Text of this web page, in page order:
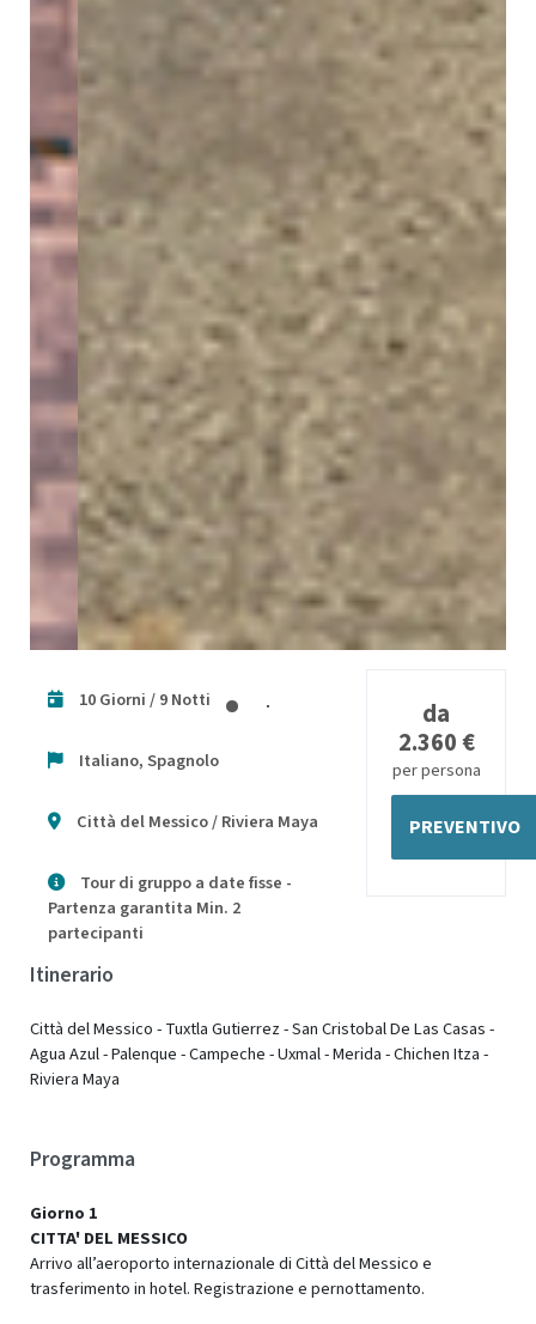
10 Giorni / 9 Notti
Italiano, Spagnolo
Città del Messico / Riviera Maya
Tour di gruppo a date fisse -
Partenza garantita Min. 2
partecipanti
da
2.360 €
per persona
PREVENTIVO
Itinerario
Città del Messico - Tuxtla Gutierrez - San Cristobal De Las Casas -
Agua Azul - Palenque - Campeche - Uxmal - Merida - Chichen Itza -
Riviera Maya
Programma
Giorno 1
CITTA' DEL MESSICO
Arrivo all’aeroporto internazionale di Città del Messico e
trasferimento in hotel. Registrazione e pernottamento.